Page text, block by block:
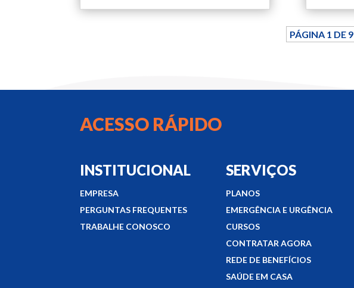
PÁGINA 1 DE 9
ACESSO RÁPIDO
INSTITUCIONAL
EMPRESA
PERGUNTAS FREQUENTES
TRABALHE CONOSCO
SERVIÇOS
PLANOS
EMERGÊNCIA E URGÊNCIA
CURSOS
CONTRATAR AGORA
REDE DE BENEFÍCIOS
SAÚDE EM CASA